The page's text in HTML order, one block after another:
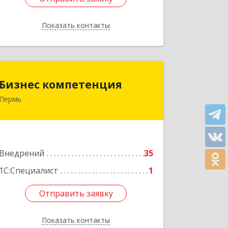
Показать контакты
Назад
Бизнес компетенция
Пермь
Внедрений
35
1С:Специалист
1
Отправить заявку
Показать контакты
Отправить заявку
Назад